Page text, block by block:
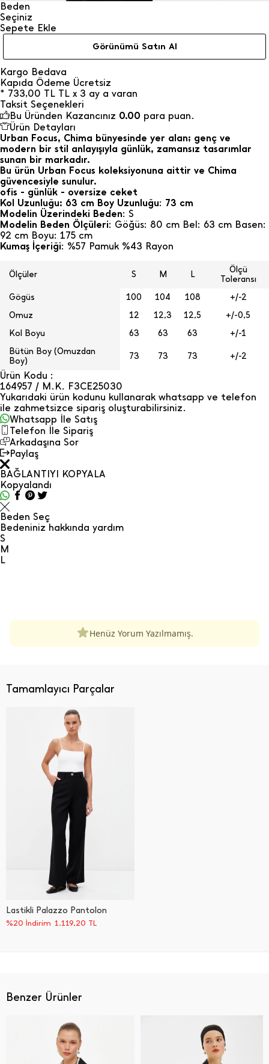
Beden
Seçiniz
Sepete Ekle
Görünümü Satın Al
Kargo Bedava
Kapıda Ödeme Ücretsiz
* 733,00 TL TL x 3 ay a varan
Taksit Seçenekleri
Bu Üründen Kazancınız 0.00 para puan.
Ürün Detayları
Urban Focus, Chima bünyesinde yer alan; genç ve
modern bir stil anlayışıyla günlük, zamansız tasarımlar
sunan bir markadır.
Bu ürün Urban Focus koleksiyonuna aittir ve Chima
güvencesiyle sunulur.
ofis - günlük - oversize ceket
Kol Uzunluğu: 63 cm Boy Uzunluğu: 73 cm
Modelin Üzerindeki Beden: S
Modelin Beden Ölçüleri: Göğüs: 80 cm Bel: 63 cm Basen:
92 cm Boyu: 175 cm
Kumaş İçeriği: %57 Pamuk %43 Rayon
Ölçüler S M L
Ölçü
Toleransı
Gögüs
100 104 108
+/-2
Omuz
12 12,3 12,5
+/-0,5
Kol Boyu
63 63 63
+/-1
Bütün Boy (Omuzdan
Boy)
73 73 73 +/-2
Ürün Kodu :
164957 / M.K. F3CE25030
Yukarıdaki ürün kodunu kullanarak whatsapp ve telefon
ile zahmetsizce sipariş oluşturabilirsiniz.
Whatsapp İle Satış
Telefon İle Sipariş
Arkadaşına Sor
Paylaş
BAĞLANTIYI KOPYALA
Kopyalandı
Beden Seç
Bedeniniz hakkında yardım
S
M
L
Henüz Yorum Yazılmamış.
Benzer Ürünler
Tamamlayıcı Parçalar
Lastikli Palazzo Pantolon
%20 İndirim 1.119,20 TL